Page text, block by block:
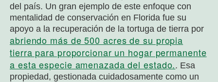
del país. Un gran ejemplo de este enfoque con
mentalidad de conservación en Florida fue su
apoyo a la recuperación de la tortuga de tierra por
abriendo más de 500 acres de su propia
tierra para proporcionar un hogar permanente
a esta especie amenazada del estado.. Esa
propiedad, gestionada cuidadosamente como un